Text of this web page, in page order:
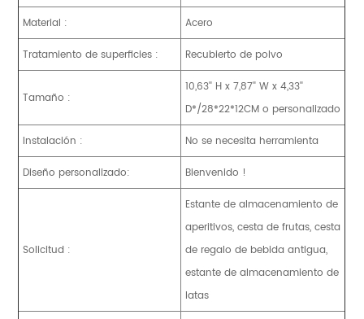
Material :
Acero
Tratamiento de superficies :
Recubierto de polvo
Tamaño :
10,63'' H x 7,87'' W x 4,33''
D*/28*22*12CM o personalizado
Instalación :
No se necesita herramienta
Diseño personalizado:
Bienvenido !
Solicitud :
Estante de almacenamiento de
aperitivos, cesta de frutas, cesta
de regalo de bebida antigua,
estante de almacenamiento de
latas